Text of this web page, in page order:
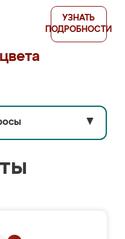
УЗНАТЬ
ПОДРОБНОСТИ
▼